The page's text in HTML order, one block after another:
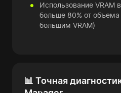
Использование VRAM
больше 80% от
большим VRAM)
📊 Точная